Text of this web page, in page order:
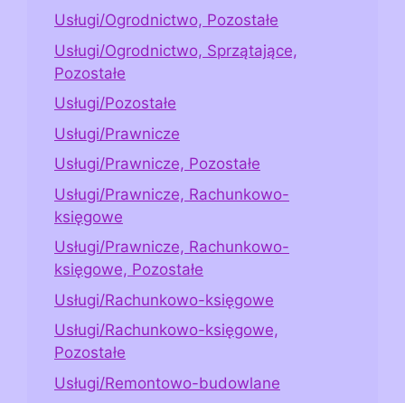
Usługi/Ogrodnictwo, Pozostałe
Usługi/Ogrodnictwo, Sprzątające,
Pozostałe
Usługi/Pozostałe
Usługi/Prawnicze
Usługi/Prawnicze, Pozostałe
Usługi/Prawnicze, Rachunkowo-
księgowe
Usługi/Prawnicze, Rachunkowo-
księgowe, Pozostałe
Usługi/Rachunkowo-księgowe
Usługi/Rachunkowo-księgowe,
Pozostałe
Usługi/Remontowo-budowlane